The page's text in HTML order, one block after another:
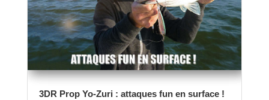
3DR Prop Yo-Zuri : attaques fun en surface !